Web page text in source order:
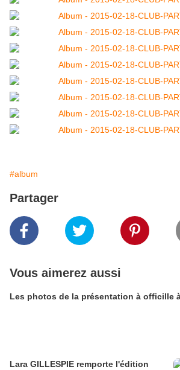
#album
Partager
Vous aimerez aussi
Les photos de la présentation à officille
Lara GILLESPIE remporte l'édition